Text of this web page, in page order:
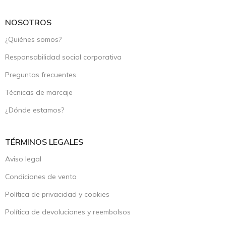
NOSOTROS
¿Quiénes somos?
Responsabilidad social corporativa
Preguntas frecuentes
Técnicas de marcaje
¿Dónde estamos?
TÉRMINOS LEGALES
Aviso legal
Condiciones de venta
Política de privacidad y cookies
Política de devoluciones y reembolsos